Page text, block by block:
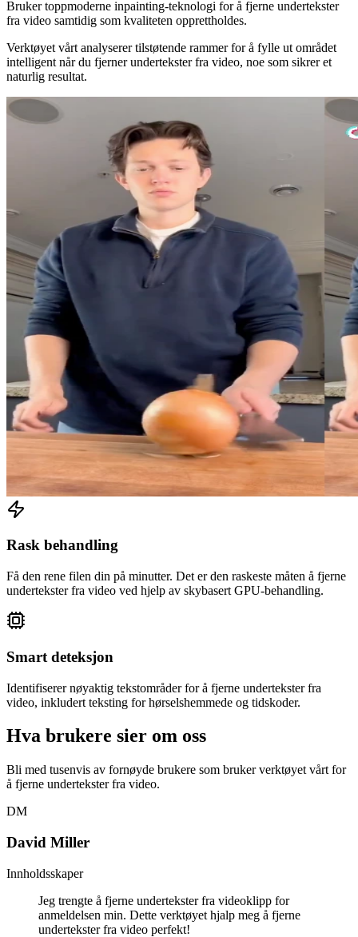
Bruker toppmoderne inpainting-teknologi for å fjerne undertekster
fra video samtidig som kvaliteten opprettholdes.
Verktøyet vårt analyserer tilstøtende rammer for å fylle ut området
intelligent når du fjerner undertekster fra video, noe som sikrer et
naturlig resultat.
Rask behandling
Få den rene filen din på minutter. Det er den raskeste måten å fjerne
undertekster fra video ved hjelp av skybasert GPU-behandling.
Smart deteksjon
Identifiserer nøyaktig tekstområder for å fjerne undertekster fra
video, inkludert teksting for hørselshemmede og tidskoder.
Hva brukere sier om oss
Bli med tusenvis av fornøyde brukere som bruker verktøyet vårt for
å fjerne undertekster fra video.
DM
David Miller
Innholdsskaper
Jeg trengte å fjerne undertekster fra videoklipp for
anmeldelsen min. Dette verktøyet hjalp meg å fjerne
undertekster fra video perfekt!